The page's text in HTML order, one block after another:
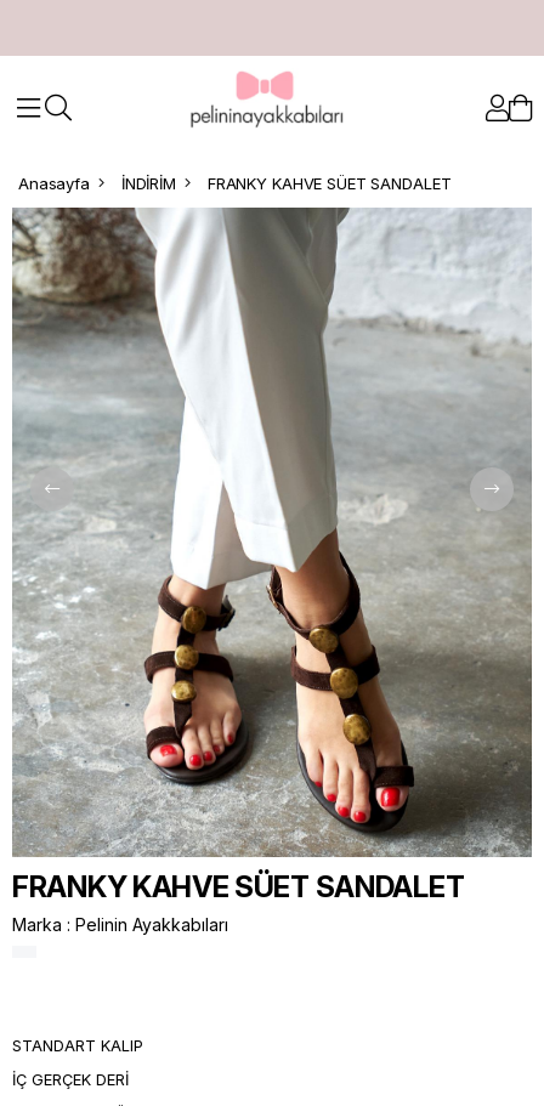
Anasayfa İNDİRİM FRANKY KAHVE SÜET SANDALET
FRANKY KAHVE SÜET SANDALET
Marka : Pelinin Ayakkabıları
STANDART KALIP
İÇ GERÇEK DERİ